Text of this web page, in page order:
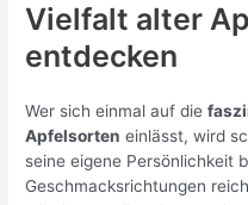
Vielfalt alter
entdecken
Wer sich einmal auf die
Apfelsorten einlässt, wird
seine eigene Persönlichkeit
Geschmacksrichtungen